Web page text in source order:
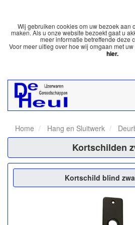
Wij gebruiken cookies om uw bezoek aan
maken. Als u onze website bezoekt gaat u
meer informatie betreffende deze
Voor meer uitleg over hoe wij omgaan met
hier.
Home Hang en Sluitwerk
Kortschilden
Kortschild blind